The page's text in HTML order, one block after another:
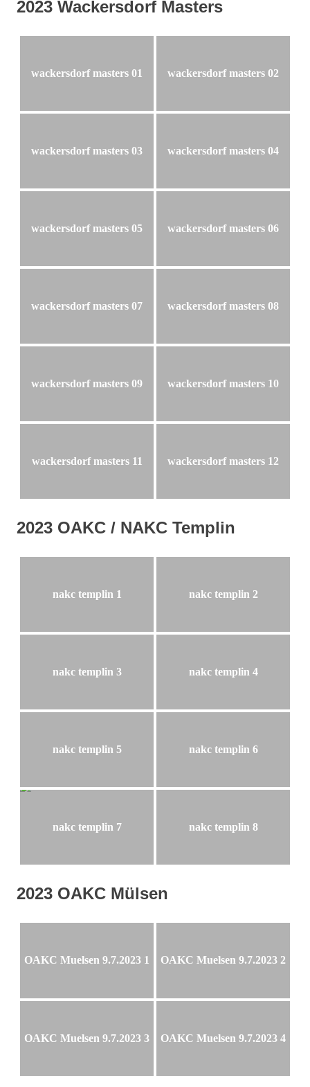
2023 Wackersdorf Masters
wackersdorf masters 01 wackersdorf masters 02
wackersdorf masters 03 wackersdorf masters 04
wackersdorf masters 05 wackersdorf masters 06
wackersdorf masters 07 wackersdorf masters 08
wackersdorf masters 09 wackersdorf masters 10
wackersdorf masters 11 wackersdorf masters 12
2023 OAKC / NAKC Templin
nakc templin 1 nakc templin 2
nakc templin 3 nakc templin 4
nakc templin 5 nakc templin 6
nakc templin 7 nakc templin 8
2023 OAKC Mülsen
OAKC Muelsen 9.7.2023 1 OAKC Muelsen 9.7.2023 2
OAKC Muelsen 9.7.2023 3 OAKC Muelsen 9.7.2023 4